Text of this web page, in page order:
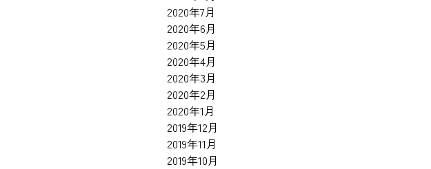
2020年7月
2020年6月
2020年5月
2020年4月
2020年3月
2020年2月
2020年1月
2019年12月
2019年11月
2019年10月